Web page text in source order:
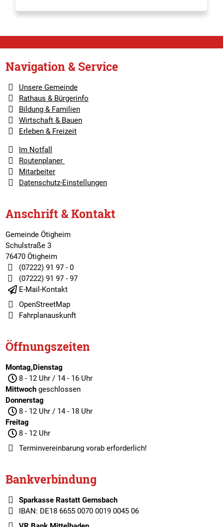
Navigation & Service
Unsere Gemeinde
Rathaus & Bürgerinfo
Bildung & Familien
Wirtschaft & Bauen
Erleben & Freizeit
Im Notfall
Routenplaner
Mitarbeiter
Datenschutz-Einstellungen
Anschrift & Kontakt
Gemeinde Ötigheim
Schulstraße 3
76470 Ötigheim
(07222) 91 97 - 0
(07222) 91 97 - 97
E-Mail-Kontakt
OpenStreetMap
Fahrplanauskunft
Öffnungszeiten
Montag,Dienstag
8 - 12 Uhr / 14 - 16 Uhr
Mittwochgeschlossen
Donnerstag
8 - 12 Uhr / 14 - 18 Uhr
Freitag
8 - 12 Uhr
Terminvereinbarungvorab erforderlich!
Bankverbindung
Sparkasse Rastatt Gernsbach
IBAN: DE18 6655 0070 0019 0045 06